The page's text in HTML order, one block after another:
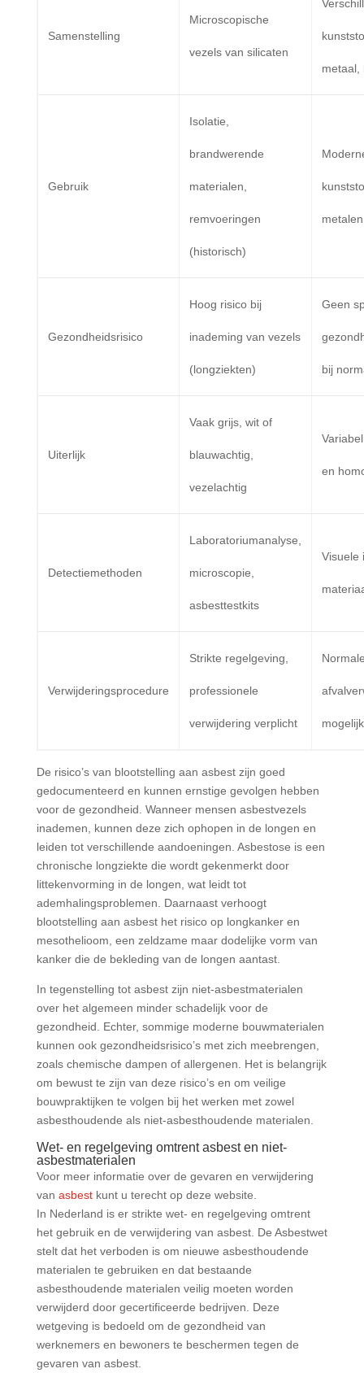
Samenstelling
Microscopische
vezels van silicaten
metaal,
Gebruik
Isolatie,
brandwerende
materialen,
remvoeringen
(historisch)
Gezondheidsrisico
Hoog risico bij
inademing van vezels
(longziekten)
Geen
bij
Uiterlijk
Vaak grijs, wit of
blauwachtig,
vezelachtig
en
Detectiemethoden
Laboratoriumanalyse,
microscopie,
asbesttestkits
Visuele
Verwijderingsprocedure
Strikte regelgeving,
professionele
verwijdering verplicht mogelijk
De risico’s van blootstelling aan asbest zijn goed
gedocumenteerd en kunnen ernstige gevolgen hebben
voor de gezondheid. Wanneer mensen asbestvezels
inademen, kunnen deze zich ophopen in de longen en
leiden tot verschillende aandoeningen. Asbestose is een
chronische longziekte die wordt gekenmerkt door
littekenvorming in de longen, wat leidt tot
ademhalingsproblemen. Daarnaast verhoogt
blootstelling aan asbest het risico op longkanker en
mesothelioom, een zeldzame maar dodelijke vorm van
kanker die de bekleding van de longen aantast.
In tegenstelling tot asbest zijn niet-asbestmaterialen
over het algemeen minder schadelijk voor de
gezondheid. Echter, sommige moderne bouwmaterialen
kunnen ook gezondheidsrisico’s met zich meebrengen,
zoals chemische dampen of allergenen. Het is belangrijk
om bewust te zijn van deze risico’s en om veilige
bouwpraktijken te volgen bij het werken met zowel
asbesthoudende als niet-asbesthoudende materialen.
Wet- en regelgeving omtrent asbest en niet-
asbestmaterialen
Voor meer informatie over de gevaren en verwijdering
van asbestkunt u terecht op deze website.
In Nederland is er strikte wet- en regelgeving omtrent
het gebruik en de verwijdering van asbest. De Asbestwet
stelt dat het verboden is om nieuwe asbesthoudende
materialen te gebruiken en dat bestaande
asbesthoudende materialen veilig moeten worden
verwijderd door gecertificeerde bedrijven. Deze
wetgeving is bedoeld om de gezondheid van
werknemers en bewoners te beschermen tegen de
gevaren van asbest.